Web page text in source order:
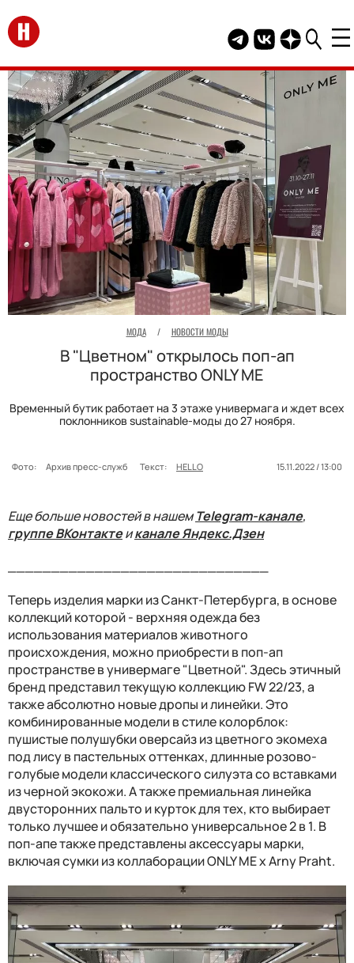
Перейти на главную
Telegram канал
Группа HELLO
Канал
МОДА / НОВОСТИ МОДЫ
В "Цветном" открылось поп-ап
пространство ONLY ME
Временный бутик работает на 3 этаже универмага и ждет всех
поклонников sustainable-моды до 27 ноября.
Фото: Архив пресс-служб Текст: HELLO 15.11.2022 / 13:00
Еще больше новостей в нашемTelegram-канале,
группе ВКонтактеиканале Яндекс.Дзен
Теперь изделия марки из Санкт-Петербурга, в основе
коллекций которой - верхняя одежда без
использования материалов животного
происхождения, можно приобрести в поп-ап
пространстве в универмаге "Цветной". Здесь этичный
бренд представил текущую коллекцию FW 22/23, а
также абсолютно новые дропы и линейки. Это
комбинированные модели в стиле колорблок:
пушистые полушубки оверсайз из цветного экомеха
под лису в пастельных оттенках, длинные розово-
голубые модели классического силуэта со вставками
из черной экокожи. А также премиальная линейка
двусторонних пальто и курток для тех, кто выбирает
только лучшее и обязательно универсальное 2 в 1. В
поп-апе также представлены аксессуары марки,
включая сумки из коллаборации ONLY ME x Arny Praht.